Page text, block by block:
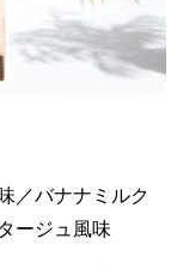
／バナナミルク
ージュ風味